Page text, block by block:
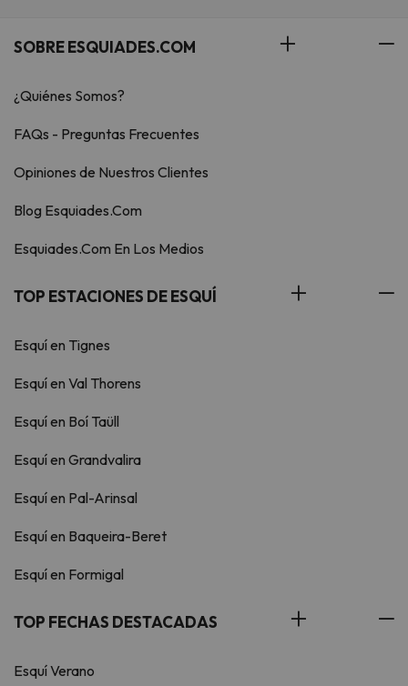
SOBRE ESQUIADES.COM
¿Quiénes Somos?
FAQs - Preguntas Frecuentes
Opiniones de Nuestros Clientes
Blog Esquiades.Com
Esquiades.Com En Los Medios
TOP ESTACIONES DE ESQUÍ
Esquí en Tignes
Esquí en Val Thorens
Esquí en Boí Taüll
Esquí en Grandvalira
Esquí en Pal-Arinsal
Esquí en Baqueira-Beret
Esquí en Formigal
TOP FECHAS DESTACADAS
Esquí Verano